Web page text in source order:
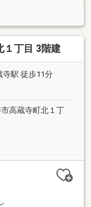
１丁目 3階建
寺駅 徒歩11分
高蔵寺町北１丁